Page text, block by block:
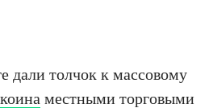
дали толчок к массовому
местными торговыми